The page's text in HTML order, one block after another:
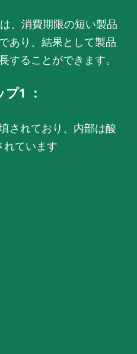
は、消費期限の短い製品
あり、結果として製品
することができます。
1 ：
されており、内部は酸
ています